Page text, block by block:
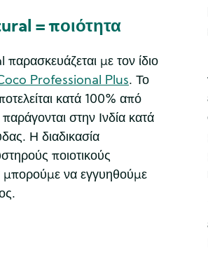
= ποιότητα
με τον ίδιο
Professional Plus. Το
κατά 100% από
στην Ινδία κατά
Η διαδικασία
ποιοτικούς
να εγγυηθούμε